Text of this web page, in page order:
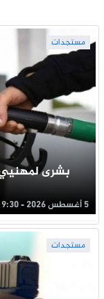
مستجدات
بشرى لمهنيي
5 أغسطس 2026 - 9:30
مستجدات